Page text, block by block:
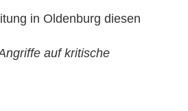
in Oldenburg diesen
auf kritische